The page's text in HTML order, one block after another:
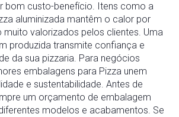
bom custo-benefício. Itens como a
aluminizada mantêm o calor por
valorizados pelos clientes. Uma
produzida transmite confiança e
da sua pizzaria. Para negócios
embalagens para Pizza unem
e sustentabilidade. Antes de
um orçamento de embalagem
modelos e acabamentos. Se